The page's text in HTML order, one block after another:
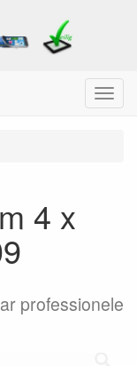
Menu
4 x
professionele